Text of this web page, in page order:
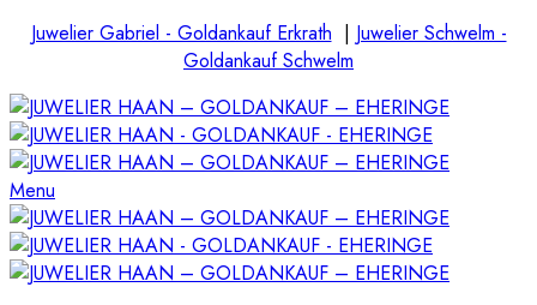
Juwelier Gabriel - Goldankauf Erkrath | Juwelier Schwelm -
Goldankauf Schwelm
Menu